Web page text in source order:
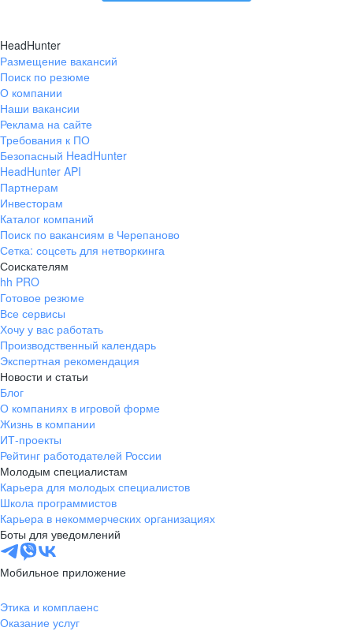
HeadHunter
Размещение вакансий
Поиск по резюме
О компании
Наши вакансии
Реклама на сайте
Требования к ПО
Безопасный HeadHunter
HeadHunter API
Партнерам
Инвесторам
Каталог компаний
Поиск по вакансиям в Черепаново
Сетка: соцсеть для нетворкинга
Соискателям
hh PRO
Готовое резюме
Все сервисы
Хочу у вас работать
Производственный календарь
Экспертная рекомендация
Новости и статьи
Блог
О компаниях в игровой форме
Жизнь в компании
ИТ-проекты
Рейтинг работодателей России
Молодым специалистам
Карьера для молодых специалистов
Школа программистов
Карьера в некоммерческих организациях
Боты для уведомлений
Мобильное приложение
Этика и комплаенс
Оказание услуг